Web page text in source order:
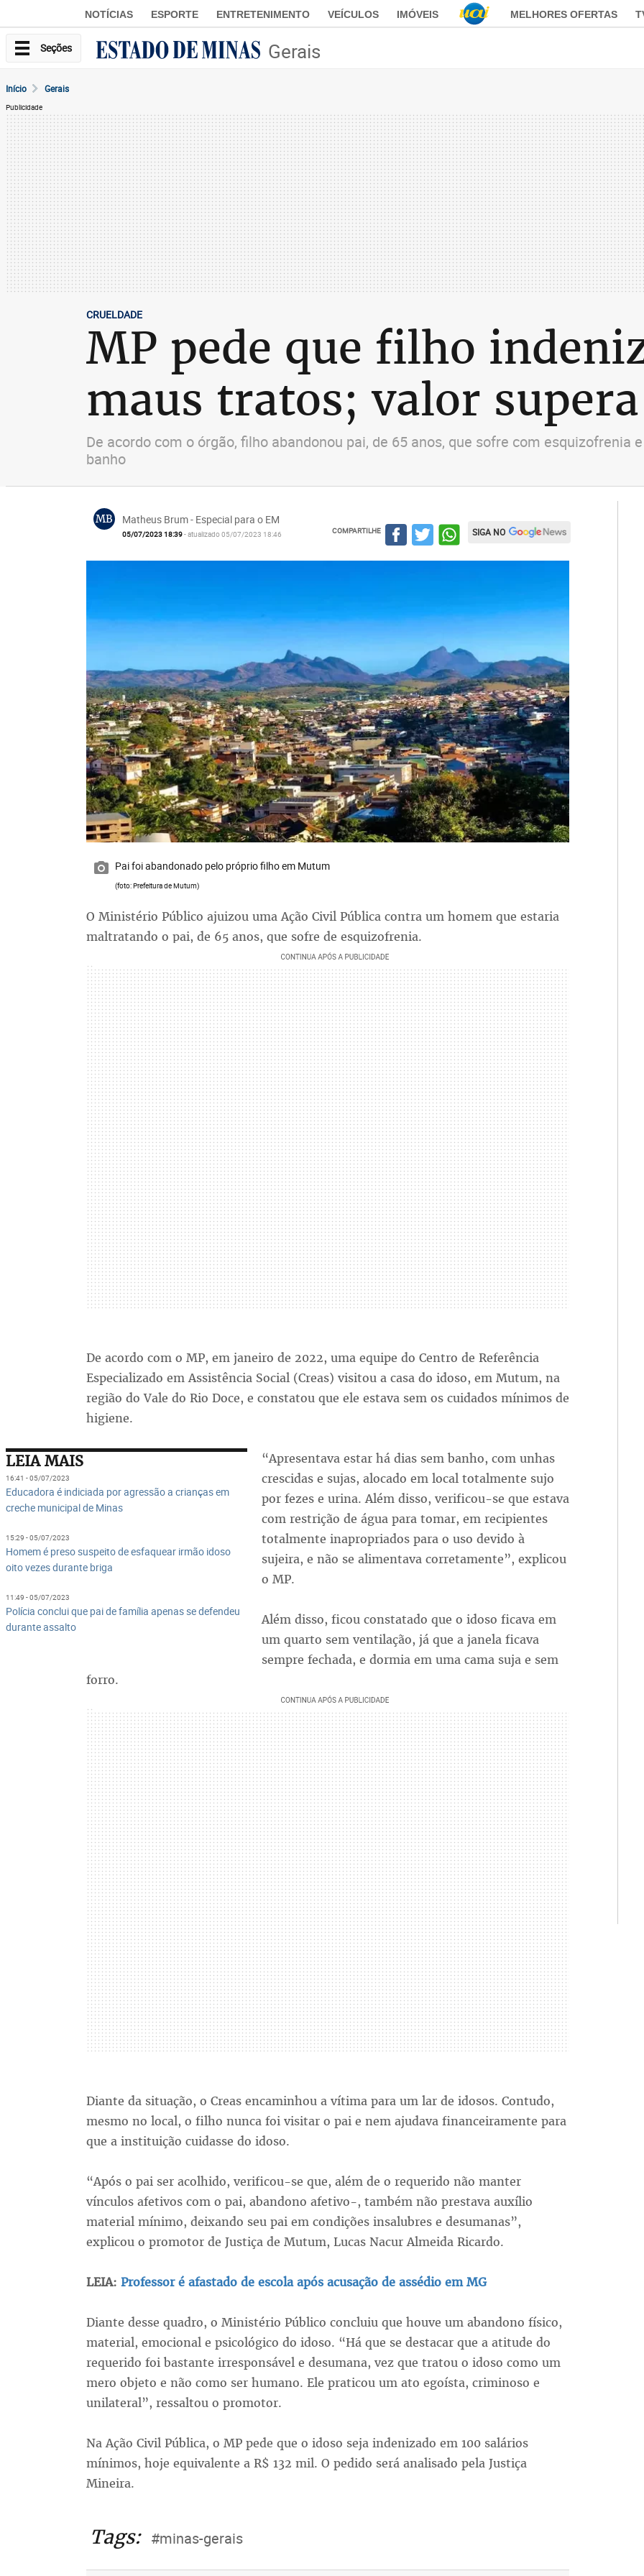
NOTÍCIAS ESPORTE ENTRETENIMENTO VEÍCULOS IMÓVEIS MELHORES OFERTAS
Seções Gerais
Início Gerais
Publicidade
CRUELDADE
MP pede que filho
maus tratos; valor
De acordo com o órgão, filho abandonou pai, de 65 anos, que sofre com esquizofrenia
banho
MB Matheus Brum - Especial para o EM
05/07/2023 18:39- atualizado 05/07/2023 18:46 COMPARTILHE SIGA NO
Pai foi abandonado pelo próprio filho em Mutum
(foto: Prefeitura de Mutum)
O Ministério Público ajuizou uma Ação Civil Pública contra um homem que estaria
maltratando o pai, de 65 anos, que sofre de esquizofrenia.
De acordo com o MP, em janeiro de 2022, uma equipe do Centro de Referência
Especializado em Assistência Social (Creas) visitou a casa do idoso, em Mutum, na
região do Vale do Rio Doce, e constatou que ele estava sem os cuidados mínimos de
higiene.
LEIA MAIS
16:41 - 05/07/2023
Educadora é indiciada por agressão a crianças em
creche municipal de Minas
15:29 - 05/07/2023
Homem é preso suspeito de esfaquear irmão idoso
oito vezes durante briga
11:49 - 05/07/2023
Polícia conclui que pai de família apenas se defendeu
durante assalto
“Apresentava estar há dias sem banho, com unhas
crescidas e sujas, alocado em local totalmente sujo
por fezes e urina. Além disso, verificou-se que estava
com restrição de água para tomar, em recipientes
totalmente inapropriados para o uso devido à
sujeira, e não se alimentava corretamente”, explicou
o MP.
Além disso, ficou constatado que o idoso ficava em
um quarto sem ventilação, já que a janela ficava
sempre fechada, e dormia em uma cama suja e sem
forro.
Diante da situação, o Creas encaminhou a vítima para um lar de idosos. Contudo,
mesmo no local, o filho nunca foi visitar o pai e nem ajudava financeiramente para
que a instituição cuidasse do idoso.
“Após o pai ser acolhido, verificou-se que, além de o requerido não manter
vínculos afetivos com o pai, abandono afetivo-, também não prestava auxílio
material mínimo, deixando seu pai em condições insalubres e desumanas”,
explicou o promotor de Justiça de Mutum, Lucas Nacur Almeida Ricardo.
LEIA: Professor é afastado de escola após acusação de assédio em MG
Diante desse quadro, o Ministério Público concluiu que houve um abandono físico,
material, emocional e psicológico do idoso. “Há que se destacar que a atitude do
requerido foi bastante irresponsável e desumana, vez que tratou o idoso como um
mero objeto e não como ser humano. Ele praticou um ato egoísta, criminoso e
unilateral”, ressaltou o promotor.
Na Ação Civil Pública, o MP pede que o idoso seja indenizado em 100 salários
mínimos, hoje equivalente a R$ 132 mil. O pedido será analisado pela Justiça
Mineira.
Tags: #minas-gerais